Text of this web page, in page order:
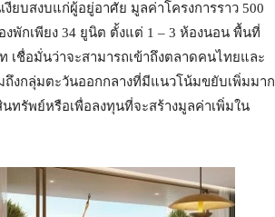
ยบสงบแก่ผู้อยู่อาศัย มูลค่าโครงการราว 500
พักเพียง 34 ยูนิต ตั้งแต่ 1 – 3 ห้องนอน พื้นที่
เชื่อมั่นว่าจะสามารถเข้าถึงตลาดคนไทยและ
ถึงกลุ่มตะวันออกกลางที่มีแนวโน้มขยับเพิ่มมาก
ทรัพย์หรือเพื่อลงทุนที่จะสร้างมูลค่าเพิ่มใน